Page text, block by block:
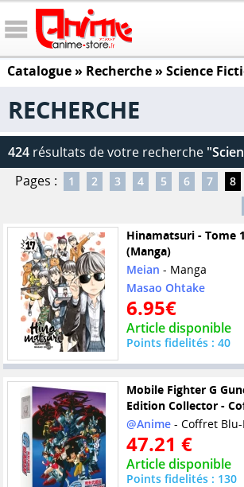
Catalogue» Recherche » Science
RECHERCHE
424 résultats de votre recherche
Pages :
1 2 3 4 5 6 7 8
Hinamatsuri - Tome
(Manga)
Meian - Manga
Masao Ohtake
6.95€
Article disponible
Points fidelités : 40
Mobile Fighter G
Edition Collector -
@Anime- Coffret Blu-
47.21 €
Article disponible
Points fidelités : 130